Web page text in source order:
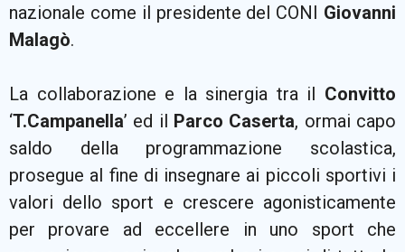
nazionale come il presidente del CONI Giovanni
Malagò.
La collaborazione e la sinergia tra il Convitto
‘T.Campanella’ ed il Parco Caserta, ormai capo
saldo della programmazione scolastica,
prosegue al fine di insegnare ai piccoli sportivi i
valori dello sport e crescere agonisticamente
per provare ad eccellere in uno sport che